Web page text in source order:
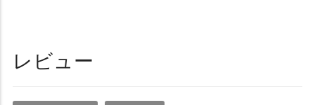
レビュー